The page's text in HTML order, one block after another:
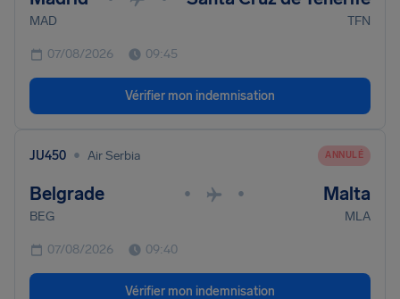
MAD TFN
07/08/2026 09:45
Vérifier mon indemnisation
JU450 • Air Serbia ANNULÉ
Belgrade • • Malta
BEG MLA
07/08/2026 09:40
Vérifier mon indemnisation